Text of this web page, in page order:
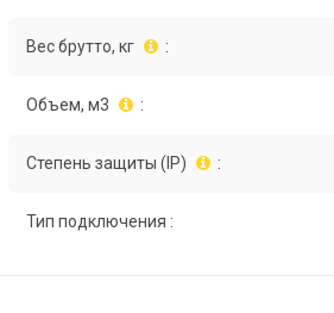
Вес брутто, кг :
Объем, м3 :
Степень защиты (IP) :
Тип подключения :